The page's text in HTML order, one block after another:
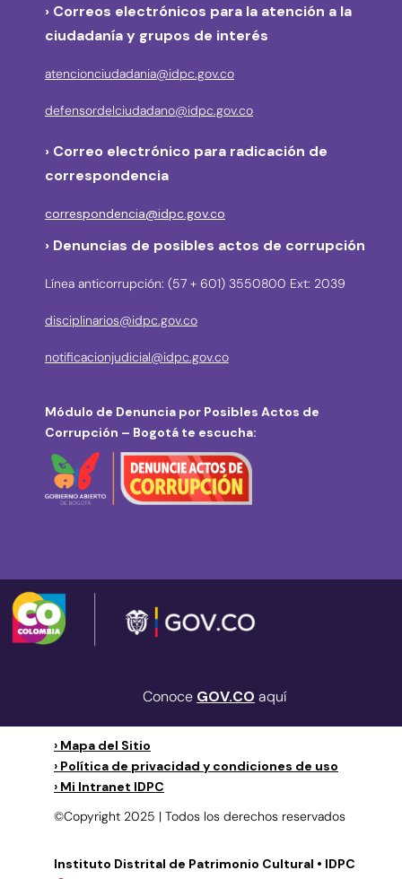
› Correos electrónicos para la atención a la
ciudadanía y grupos de interés
atencionciudadania@idpc.gov.co
defensordelciudadano@idpc.gov.co
› Correo electrónico para radicación de
correspondencia
correspondencia@idpc.gov.co
› Denuncias de posibles actos de corrupción
Línea anticorrupción: (57 + 601) 3550800 Ext: 2039
disciplinarios@idpc.gov.co
notificacionjudicial@idpc.gov.co
Módulo de Denuncia por Posibles Actos de
Corrupción – Bogotá te escucha:
Conoce GOV.CO aquí
› Mapa del Sitio
› Política de privacidad y condiciones de uso
› Mi Intranet IDPC
©Copyright 2025 | Todos los derechos reservados
Instituto Distrital de Patrimonio Cultural • IDPC